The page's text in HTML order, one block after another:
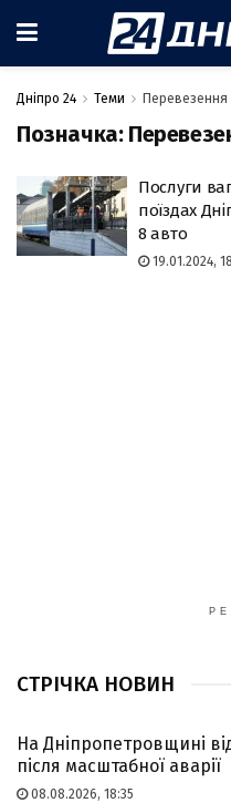
Дніпро 24 Теми Перевезення
Позначка:
Послуги
поїздах
8 авто
19.01.2024,
СТРІЧКА НОВИН
На Дніпропетровщині
після масштабної аварії
08.08.2026, 18:35